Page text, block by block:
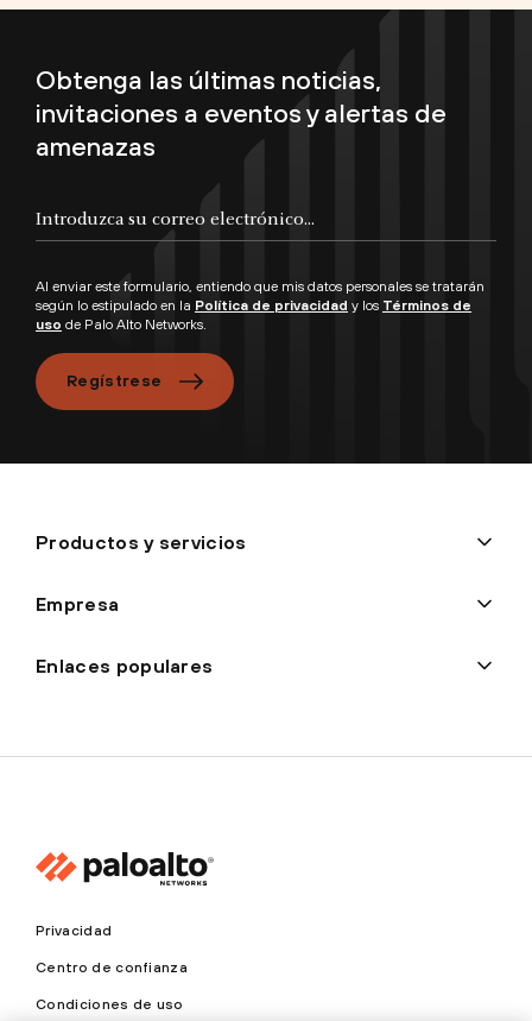
Obtenga las últimas noticias,
invitaciones a eventos y alertas de
amenazas
Al enviar este formulario, entiendo que mis datos personales se tratarán
según lo estipulado en la Política de privacidad y los Términos de
uso de Palo Alto Networks.
Regístrese
Productos y servicios
Empresa
Enlaces populares
Privacidad
Centro de confianza
Condiciones de uso